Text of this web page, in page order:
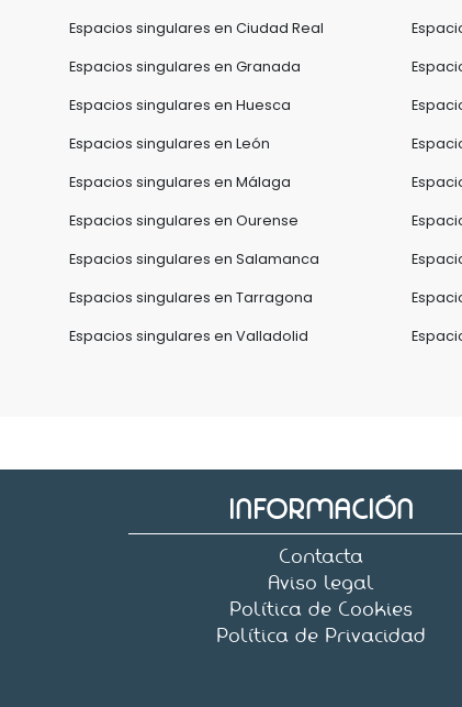
Espacios singulares en Ciudad Real
Espacios singulares en Granada
Espacios singulares en Huesca
Espacios singulares en León
Espacios singulares en Málaga
Espacios singulares en Ourense
Espacios singulares en Salamanca
Espacios singulares en Tarragona
Espacios singulares en Valladolid
INFORMACIÓN
Contacta
Aviso legal
Política de Cookies
Política de Privacidad